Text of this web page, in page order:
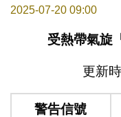
2025-07-20 09:00
受熱帶氣旋
更新
警告信號